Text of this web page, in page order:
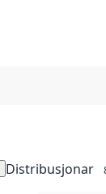
Distribusjonar